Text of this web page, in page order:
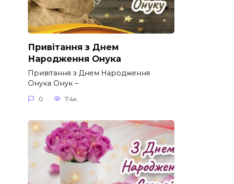
Привітання з Днем
Народження Онука
Привітання з Днем Народження
Онука Онук –
0 7.4к.